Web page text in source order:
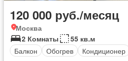
120 000 руб./месяц
Москва
2 Комнаты
55 кв.м
Балкон
Обогрев Кондиционер